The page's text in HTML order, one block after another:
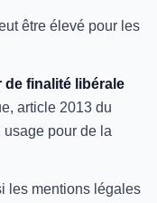
être élevé pour les
de finalité libérale
article 2013 du
pour de la
les mentions légales